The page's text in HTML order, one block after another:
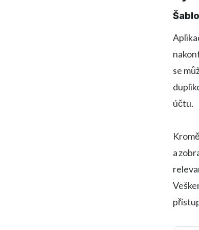
se
účtu.
a